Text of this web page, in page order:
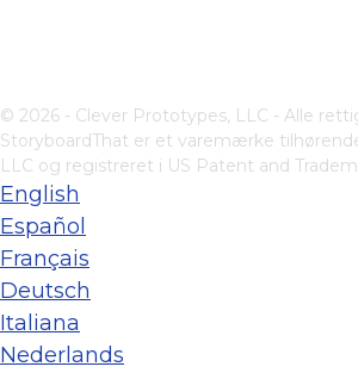
© 2026 - Clever Prototypes, LLC - Alle
StoryboardThat er et varemærke
LLC og registreret i US Patent and
English
Español
Français
Deutsch
Italiana
Nederlands